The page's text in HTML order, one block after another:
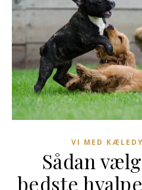
VI MED
Sådan
bedste